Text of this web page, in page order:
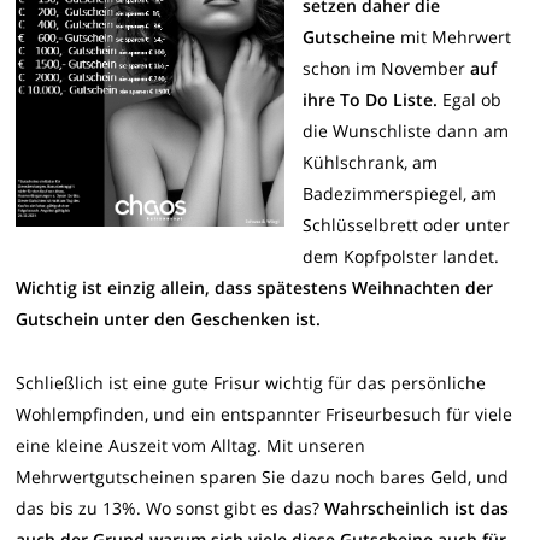
setzen daher die
Gutscheine mit Mehrwert
schon im Novemberauf
ihre To Do Liste. Egal ob
die Wunschliste dann am
Kühlschrank, am
Badezimmerspiegel, am
Schlüsselbrett oder unter
dem Kopfpolster landet.
Wichtig ist einzig allein, dass spätestens Weihnachten der
Gutschein unter den Geschenken ist.
Schließlich ist eine gute Frisur wichtig für das persönliche
Wohlempfinden, und ein entspannter Friseurbesuch für viele
eine kleine Auszeit vom Alltag. Mit unseren
Mehrwertgutscheinen sparen Sie dazu noch bares Geld, und
das bis zu 13%. Wo sonst gibt es das? Wahrscheinlich ist das